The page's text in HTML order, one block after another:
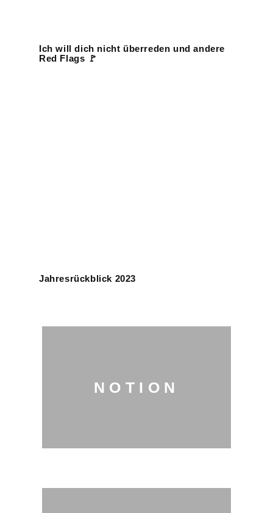
Ich will dich nicht überreden und andere
Red Flags 🚩
Jahresrückblick 2023
NOTION